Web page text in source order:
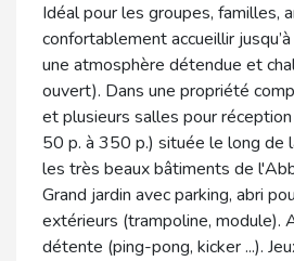
Idéal pour les groupes, familles,
confortablement accueillir
une atmosphère détendue et
ouvert). Dans une propriété
et plusieurs salles pour
50 p. à 350 p.) située le long de
les très beaux bâtiments de
Grand jardin avec parking, abri
extérieurs (trampoline, module).
détente (ping-pong, kicker ...).